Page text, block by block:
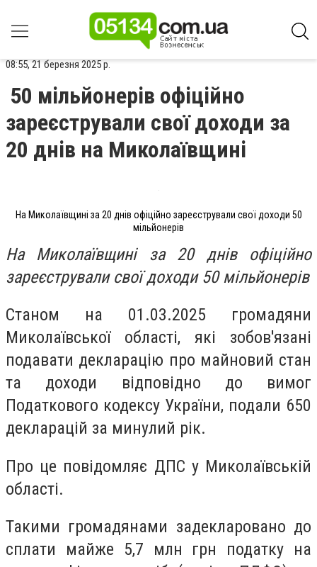
08:55, 21 березня 2025 р.
50 мільйонерів офіційно
зареєстрували свої доходи за
20 днів на Миколаївщині
На Миколаївщині за 20 днів офіційно зареєстрували свої доходи 50
мільйонерів
На Миколаївщині за 20 днів офіційно
зареєстрували свої доходи 50 мільйонерів
Станом на 01.03.2025 громадяни
Миколаївської області, які зобов'язані
подавати декларацію про майновий стан
та доходи відповідно до вимог
Податкового кодексу України, подали 650
декларацій за минулий рік.
Про це повідомляє ДПС у Миколаївській
області.
Такими громадянами задекларовано до
сплати майже 5,7 млн ​​грн податку на